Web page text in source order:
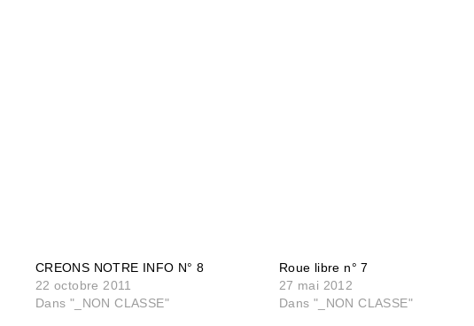
CREONS NOTRE INFO N° 8
22 octobre 2011
Dans "_NON CLASSE"
Roue libre n° 7
27 mai 2012
Dans "_NON CLASSE"